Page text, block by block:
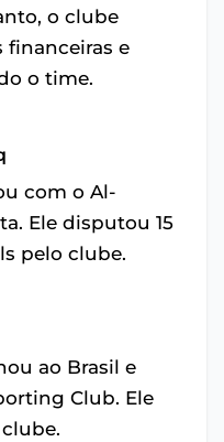
o clube
e
o time.
com o Al-
Ele disputou 15
pelo clube.
ao Brasil e
Club. Ele